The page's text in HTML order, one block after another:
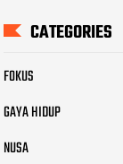
CATEGORIES
FOKUS
GAYA HIDUP
NUSA